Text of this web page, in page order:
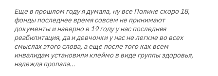
Еще в прошлом году я думала, ну все Полине скоро 18,
фонды последнее время совсем не принимают
документы и наверно в 19 году у нас последняя
реабилитация, да и девчонки у нас не легкие во всех
смыслах этого слова, а еще после того как всем
инвалидам установили клеймо в виде группы здоровья,
надежда пропала…